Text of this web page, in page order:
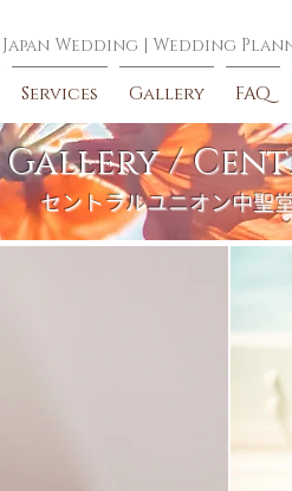
Japan Wedding | Wedding
Services Gallery FAQ
Gallery /
セントラルユニオン中聖